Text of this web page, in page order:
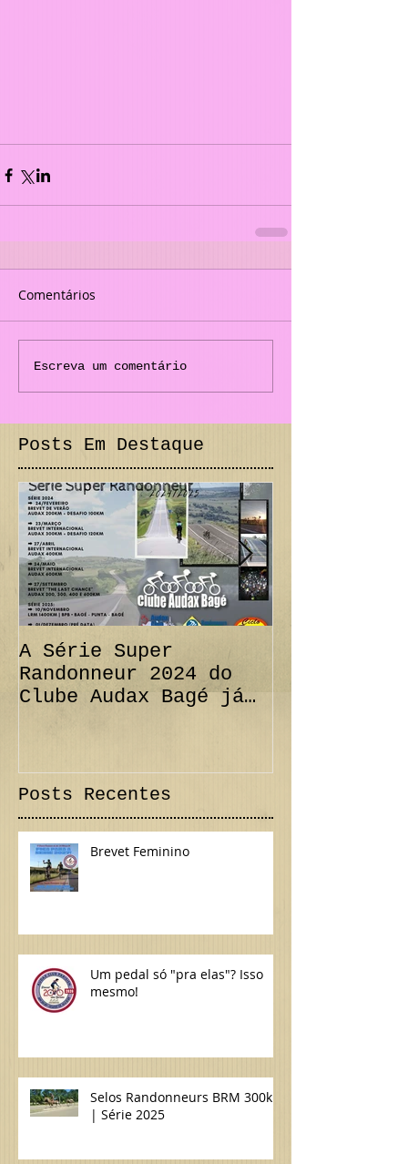
Comentários
Escreva um comentário
Posts Em Destaque
A Série Super
Randonneur 2024 do
Clube Audax Bagé já
Posts Recentes
Brevet Feminino
Um pedal só "pra elas"? Isso
mesmo!
Selos Randonneurs BRM 300km
| Série 2025